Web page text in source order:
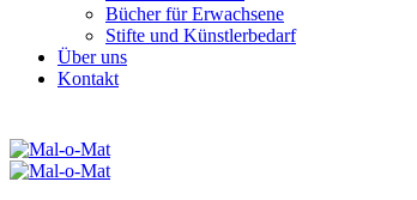
Bücher für Erwachsene
Stifte und Künstlerbedarf
Über uns
Kontakt